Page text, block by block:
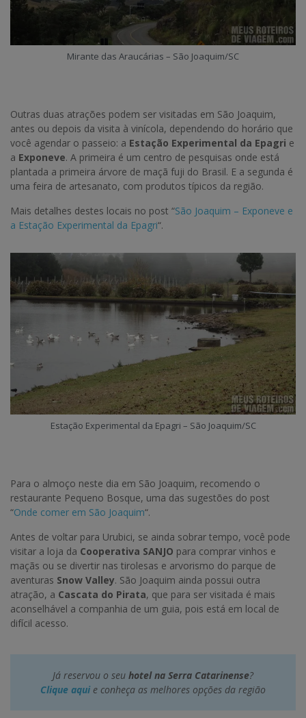
Mirante das Araucárias – São Joaquim/SC
Outras duas atrações podem ser visitadas em São Joaquim,
antes ou depois da visita à vinícola, dependendo do horário que
você agendar o passeio: a Estação Experimental da Epagri e
a Exponeve. A primeira é um centro de pesquisas onde está
plantada a primeira árvore de maçã fuji do Brasil. E a segunda é
uma feira de artesanato, com produtos típicos da região.
Mais detalhes destes locais no post “São Joaquim – Exponeve e
a Estação Experimental da Epagri“.
Estação Experimental da Epagri – São Joaquim/SC
Para o almoço neste dia em São Joaquim, recomendo o
restaurante Pequeno Bosque, uma das sugestões do post
“Onde comer em São Joaquim“.
Antes de voltar para Urubici, se ainda sobrar tempo, você pode
visitar a loja da Cooperativa SANJO para comprar vinhos e
maçãs ou se divertir nas tirolesas e arvorismo do parque de
aventuras Snow Valley. São Joaquim ainda possui outra
atração, a Cascata do Pirata, que para ser visitada é mais
aconselhável a companhia de um guia, pois está em local de
difícil acesso.
Já reservou o seu hotel na Serra Catarinense?
Clique aquie conheça as melhores opções da região